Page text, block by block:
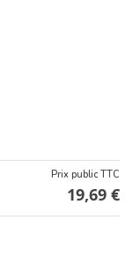
Prix public TTC
19,69 €